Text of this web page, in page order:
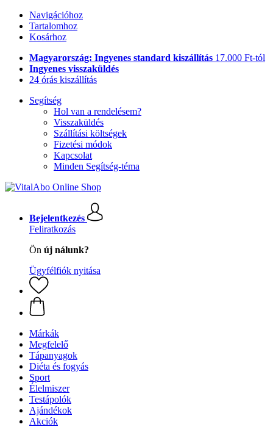
Navigációhoz
Tartalomhoz
Kosárhoz
Magyarország: Ingyenes standard kiszállítás 17.000 Ft-tól
Ingyenes visszaküldés
24 órás kiszállítás
Segítség
Hol van a rendelésem?
Visszaküldés
Szállítási költségek
Fizetési módok
Kapcsolat
Minden Segítség-téma
Bejelentkezés
Feliratkozás
Ön új nálunk?
Ügyfélfiók nyitása
Márkák
Megfelelő
Tápanyagok
Diéta és fogyás
Sport
Élelmiszer
Testápolók
Ajándékok
Akciók